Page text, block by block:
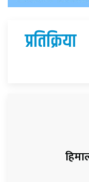
प्रतिक्रिया